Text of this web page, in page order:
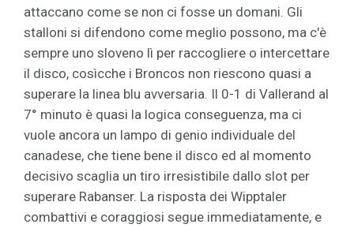
attaccano come se non ci fosse un domani. Gli
stalloni si difendono come meglio possono, ma c'è
sempre uno sloveno lì per raccogliere o intercettare
il disco, cosìcche i Broncos non riescono quasi a
superare la linea blu avversaria. Il 0-1 di Vallerand al
7° minuto è quasi la logica conseguenza, ma ci
vuole ancora un lampo di genio individuale del
canadese, che tiene bene il disco ed al momento
decisivo scaglia un tiro irresistibile dallo slot per
superare Rabanser. La risposta dei Wipptaler
combattivi e coraggiosi segue immediatamente, e